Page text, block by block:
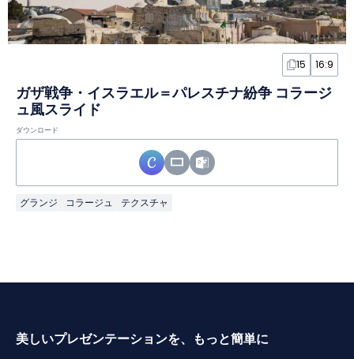
15 16:9
ガザ戦争・イスラエル＝パレスチナ紛争 コラージ
ュ風スライド
ダウンロード
グランジ コラージュ テクスチャ
美しいプレゼンテーションを、もっと簡単に